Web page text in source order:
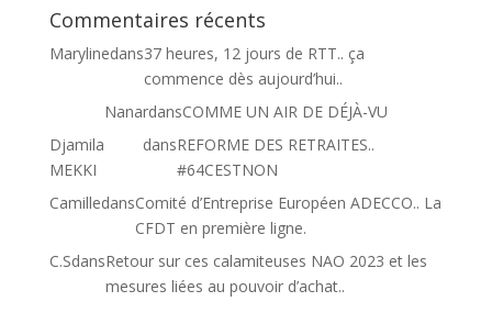
Commentaires récents
Marylinedans37 heures, 12 jours de RTT.. ça
commence dès aujourd’hui..
NanardansCOMME UN AIR DE DÉJÀ-VU
Djamila
MEKKI
dansREFORME DES RETRAITES..
#64CESTNON
CamilledansComité d’Entreprise Européen ADECCO.. La
CFDT en première ligne.
C.SdansRetour sur ces calamiteuses NAO 2023 et les
mesures liées au pouvoir d’achat..